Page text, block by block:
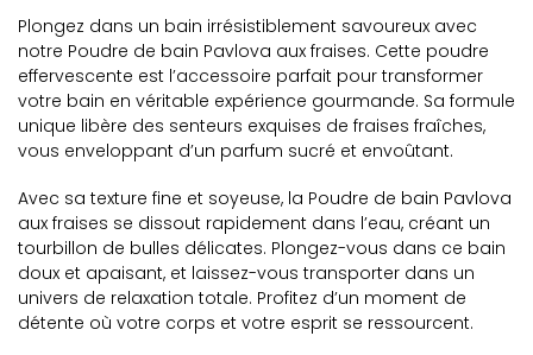
Plongez dans un bain irrésistiblement savoureux avec
notre Poudre de bain Pavlova aux fraises. Cette poudre
effervescente est l’accessoire parfait pour transformer
votre bain en véritable expérience gourmande. Sa formule
unique libère des senteurs exquises de fraises fraîches,
vous enveloppant d’un parfum sucré et envoûtant.
Avec sa texture fine et soyeuse, la Poudre de bain Pavlova
aux fraises se dissout rapidement dans l’eau, créant un
tourbillon de bulles délicates. Plongez-vous dans ce bain
doux et apaisant, et laissez-vous transporter dans un
univers de relaxation totale. Profitez d’un moment de
détente où votre corps et votre esprit se ressourcent.